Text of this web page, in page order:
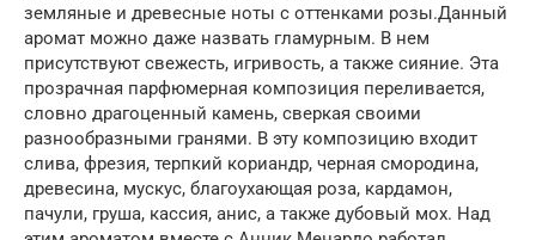
земляные и древесные ноты с оттенками розы.Данный
аромат можно даже назвать гламурным. В нем
присутствуют свежесть, игривость, а также сияние. Эта
прозрачная парфюмерная композиция переливается,
словно драгоценный камень, сверкая своими
разнообразными гранями. В эту композицию входит
слива, фрезия, терпкий кориандр, черная смородина,
древесина, мускус, благоухающая роза, кардамон,
пачули, груша, кассия, анис, а также дубовый мох. Над